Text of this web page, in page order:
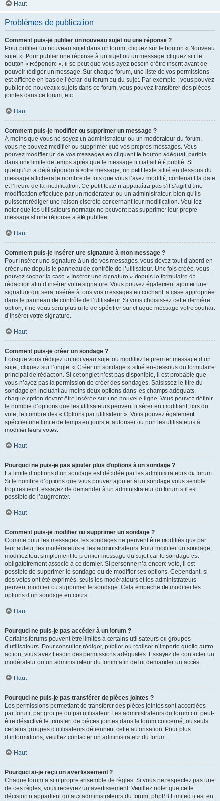
Haut
Problèmes de publication
Comment puis-je publier un nouveau sujet ou une réponse ?
Pour publier un nouveau sujet dans un forum, cliquez sur le bouton « Nouveau
sujet ». Pour publier une réponse à un sujet ou un message, cliquez sur le
bouton « Répondre ». Il se peut que vous ayez besoin d’être inscrit avant de
pouvoir rédiger un message. Sur chaque forum, une liste de vos permissions
est affichée en bas de l’écran du forum ou du sujet. Par exemple : vous pouvez
publier de nouveaux sujets dans ce forum, vous pouvez transférer des pièces
jointes dans ce forum, etc.
Haut
Comment puis-je modifier ou supprimer un message ?
À moins que vous ne soyez un administrateur ou un modérateur du forum,
vous ne pouvez modifier ou supprimer que vos propres messages. Vous
pouvez modifier un de vos messages en cliquant le bouton adéquat, parfois
dans une limite de temps après que le message initial ait été publié. Si
quelqu’un a déjà répondu à votre message, un petit texte situé en dessous du
message affichera le nombre de fois que vous l’avez modifié, contenant la date
et l’heure de la modification. Ce petit texte n’apparaîtra pas s’il s’agit d’une
modification effectuée par un modérateur ou un administrateur, bien qu’ils
puissent rédiger une raison discrète concernant leur modification. Veuillez
noter que les utilisateurs normaux ne peuvent pas supprimer leur propre
message si une réponse a été publiée.
Haut
Comment puis-je insérer une signature à mon message ?
Pour insérer une signature à un de vos messages, vous devez tout d’abord en
créer une depuis le panneau de contrôle de l’utilisateur. Une fois créée, vous
pouvez cocher la case « Insérer une signature » depuis le formulaire de
rédaction afin d’insérer votre signature. Vous pouvez également ajouter une
signature qui sera insérée à tous vos messages en cochant la case appropriée
dans le panneau de contrôle de l’utilisateur. Si vous choisissez cette dernière
option, il ne vous sera plus utile de spécifier sur chaque message votre souhait
d’insérer votre signature.
Haut
Comment puis-je créer un sondage ?
Lorsque vous rédigez un nouveau sujet ou modifiez le premier message d’un
sujet, cliquez sur l’onglet « Créer un sondage » situé en-dessous du formulaire
principal de rédaction. Si cet onglet n’est pas disponible, il est probable que
vous n’ayez pas la permission de créer des sondages. Saisissez le titre du
sondage en incluant au moins deux options dans les champs adéquats,
chaque option devant être insérée sur une nouvelle ligne. Vous pouvez définir
le nombre d’options que les utilisateurs peuvent insérer en modifiant, lors du
vote, le nombre des « Options par utilisateur ». Vous pouvez également
spécifier une limite de temps en jours et autoriser ou non les utilisateurs à
modifier leurs votes.
Haut
Pourquoi ne puis-je pas ajouter plus d’options à un sondage ?
La limite d’options d’un sondage est décidée par les administrateurs du forum.
Si le nombre d’options que vous pouvez ajouter à un sondage vous semble
trop restreint, essayez de demander à un administrateur du forum s’il est
possible de l’augmenter.
Haut
Comment puis-je modifier ou supprimer un sondage ?
Comme pour les messages, les sondages ne peuvent être modifiés que par
leur auteur, les modérateurs et les administrateurs. Pour modifier un sondage,
modifiez tout simplement le premier message du sujet car le sondage est
obligatoirement associé à ce dernier. Si personne n’a encore voté, il est
possible de supprimer le sondage ou de modifier ses options. Cependant, si
des votes ont été exprimés, seuls les modérateurs et les administrateurs
peuvent modifier ou supprimer le sondage. Cela empêche de modifier les
options d’un sondage en cours.
Haut
Pourquoi ne puis-je pas accéder à un forum ?
Certains forums peuvent être limités à certains utilisateurs ou groupes
d’utilisateurs. Pour consulter, rédiger, publier ou réaliser n’importe quelle autre
action, vous avez besoin des permissions adéquates. Essayez de contacter un
modérateur ou un administrateur du forum afin de lui demander un accès.
Haut
Pourquoi ne puis-je pas transférer de pièces jointes ?
Les permissions permettant de transférer des pièces jointes sont accordées
par forum, par groupe ou par utilisateur. Les administrateurs du forum ont peut-
être désactivé le transfert de pièces jointes dans le forum concerné, ou seuls
certains groupes d’utilisateurs détiennent cette autorisation. Pour plus
d’informations, veuillez contacter un administrateur du forum.
Haut
Pourquoi ai-je reçu un avertissement ?
Chaque forum a son propre ensemble de règles. Si vous ne respectez pas une
de ces règles, vous recevrez un avertissement. Veuillez noter que cette
décision n’appartient qu’aux administrateurs du forum, phpBB Limited n’est en